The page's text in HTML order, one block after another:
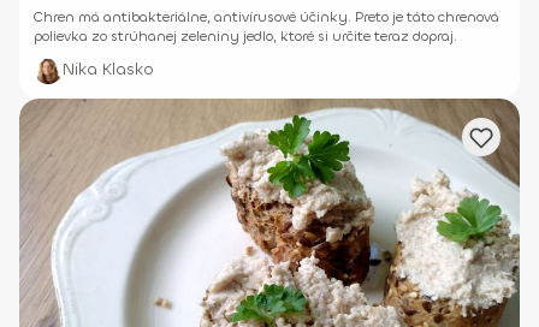
Chren má antibakteriálne, antivírusové účinky. Preto je táto chrenová
polievka zo strúhanej zeleniny jedlo, ktoré si určite teraz dopraj.
Nika Klasko